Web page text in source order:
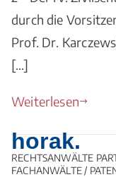
durch die
Prof. Dr.
[…]
Weiterlesen
horak.
RECHTSANWÄLTE
FACHANWÄLTE /